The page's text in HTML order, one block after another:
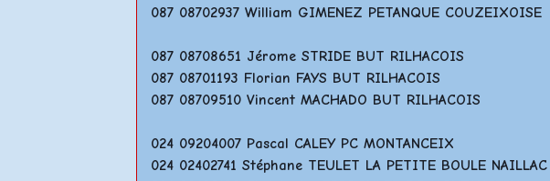
087 08702937 William GIMENEZ PETANQUE COUZEIXOISE
087 08708651 Jérome STRIDE BUT RILHACOIS
087 08701193 Florian FAYS BUT RILHACOIS
087 08709510 Vincent MACHADO BUT RILHACOIS
024 09204007 Pascal CALEY PC MONTANCEIX
024 02402741 Stéphane TEULET LA PETITE BOULE NAILLAC